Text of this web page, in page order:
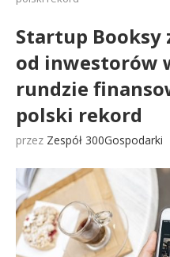
Startup Booksy
od inwestorów
rundzie
polski rekord
przez Zespół 300Gospodarki